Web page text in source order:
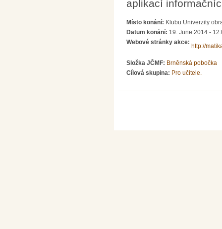
aplikací
Místo konání: Klubu Univerzity
Datum konání: 19. June 2014 -
Webové stránky akce:
http://
Složka JČMF: Brněnská pobočka
Cílová skupina: Pro učitele.